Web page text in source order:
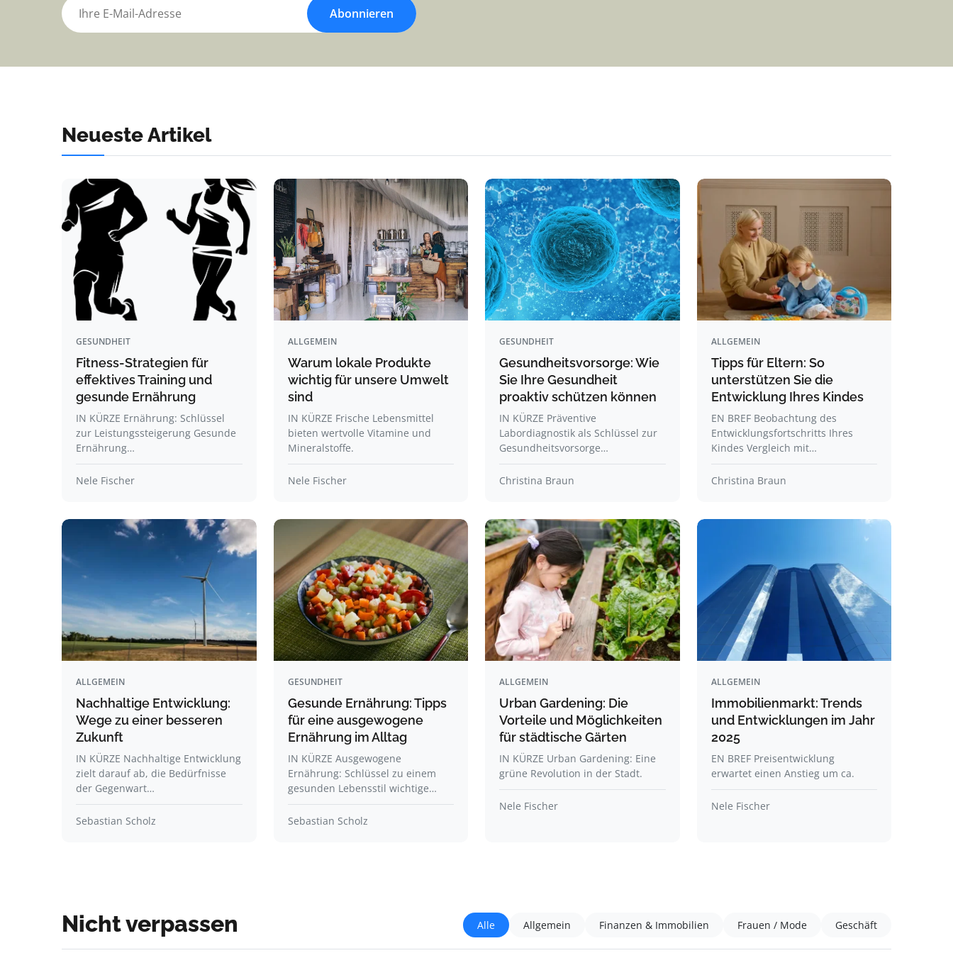
Abonnieren
Neueste Artikel
GESUNDHEIT
Fitness-Strategien für
effektives Training und
gesunde Ernährung
IN KÜRZE Ernährung: Schlüssel
zur Leistungssteigerung Gesunde
Ernährung…
Nele Fischer
ALLGEMEIN
Warum lokale Produkte
wichtig für unsere Umwelt
sind
IN KÜRZE Frische Lebensmittel
bieten wertvolle Vitamine und
Mineralstoffe.
Nele Fischer
GESUNDHEIT
Gesundheitsvorsorge: Wie
Sie Ihre Gesundheit
proaktiv schützen können
IN KÜRZE Präventive
Labordiagnostik als Schlüssel zur
Gesundheitsvorsorge…
Christina Braun
ALLGEMEIN
Tipps für Eltern: So
unterstützen Sie die
Entwicklung Ihres Kindes
EN BREF Beobachtung des
Entwicklungsfortschritts Ihres
Kindes Vergleich mit…
Christina Braun
ALLGEMEIN
Nachhaltige Entwicklung:
Wege zu einer besseren
Zukunft
IN KÜRZE Nachhaltige Entwicklung
zielt darauf ab, die Bedürfnisse
der Gegenwart…
Sebastian Scholz
GESUNDHEIT
Gesunde Ernährung: Tipps
für eine ausgewogene
Ernährung im Alltag
IN KÜRZE Ausgewogene
Ernährung: Schlüssel zu einem
gesunden Lebensstil wichtige…
Sebastian Scholz
ALLGEMEIN
Urban Gardening: Die
Vorteile und Möglichkeiten
für städtische Gärten
IN KÜRZE Urban Gardening: Eine
grüne Revolution in der Stadt.
Nele Fischer
ALLGEMEIN
Immobilienmarkt: Trends
und Entwicklungen im Jahr
2025
EN BREF Preisentwicklung
erwartet einen Anstieg um ca.
Nele Fischer
Nicht verpassen Alle Allgemein Finanzen & Immobilien Frauen / Mode Geschäft